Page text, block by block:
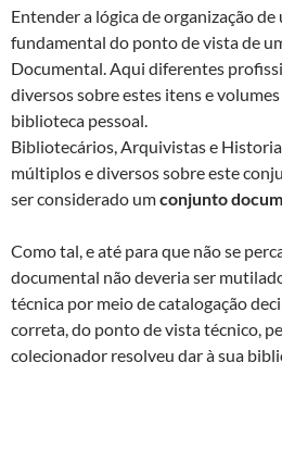
Entender a lógica de organização
fundamental do ponto de vista de
Documental. Aqui diferentes
diversos sobre estes itens e
biblioteca pessoal.
Bibliotecários, Arquivistas e
múltiplos e diversos sobre este
ser considerado umconjunto
Como tal, e até para que não se
documental não deveria ser
técnica por meio de catalogação
correta, do ponto de vista técnico,
colecionador resolveu dar à sua